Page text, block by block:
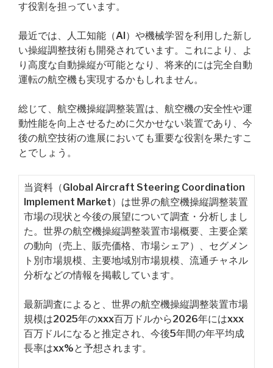
す役割を担っています。
最近では、人工知能（AI）や機械学習を利用した新し
い操縦調整技術も開発されています。これにより、よ
り高度な自動操縦が可能となり、将来的には完全自動
運転の航空機も実現するかもしれません。
総じて、航空機操縦調整装置は、航空機の安全性や運
動性能を向上させるために欠かせない装置であり、今
後の航空技術の進展においても重要な役割を果たすこ
とでしょう。
当資料（Global Aircraft Steering Coordination
Implement Market）は世界の航空機操縦調整装置
市場の現状と今後の展望について調査・分析しまし
た。世界の航空機操縦調整装置市場概要、主要企業
の動向（売上、販売価格、市場シェア）、セグメン
ト別市場規模、主要地域別市場規模、流通チャネル
分析などの情報を掲載しています。
最新調査によると、世界の航空機操縦調整装置市場
規模は2025年のxxx百万ドルから2026年にはxxx
百万ドルになると推定され、今後5年間の年平均成
長率はxx%と予想されます。